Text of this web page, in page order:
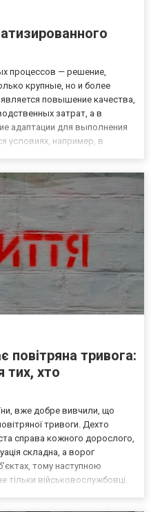
процессов — решение,
крупные, но и более
повышение качества,
затрат, а в
адаптации для выполнения
условиях, например, в
тривога:
тих, хто
вже добре вивчили, що
тривоги. Дехто
справа кожного дорослого,
складна, а ворог
тому наступною
військовослужбовці.